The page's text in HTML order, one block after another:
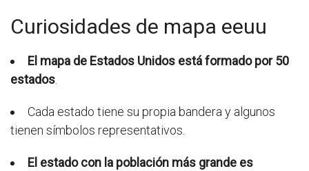
Curiosidades de mapa eeuu
El mapa de Estados Unidos está formado por 50
estados.
Cada estado tiene su propia bandera y algunos
tienen símbolos representativos.
El estado con la población más grande es